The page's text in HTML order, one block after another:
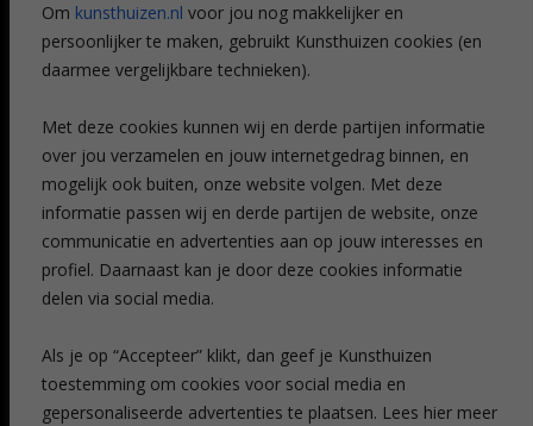
Om kunsthuizen.nl voor jou nog makkelijker en
persoonlijker te maken, gebruikt Kunsthuizen cookies (en
daarmee vergelijkbare technieken).
Met deze cookies kunnen wij en derde partijen informatie
over jou verzamelen en jouw internetgedrag binnen, en
mogelijk ook buiten, onze website volgen. Met deze
informatie passen wij en derde partijen de website, onze
communicatie en advertenties aan op jouw interesses en
profiel. Daarnaast kan je door deze cookies informatie
delen via social media.
Als je op “Accepteer” klikt, dan geef je Kunsthuizen
toestemming om cookies voor social media en
gepersonaliseerde advertenties te plaatsen. Lees hier meer
Veelgestelde vragen
CONTACT
Leiden
Amsterdam
Breda
Favorieten
Mijn art alert
NIEUWSBRIEF